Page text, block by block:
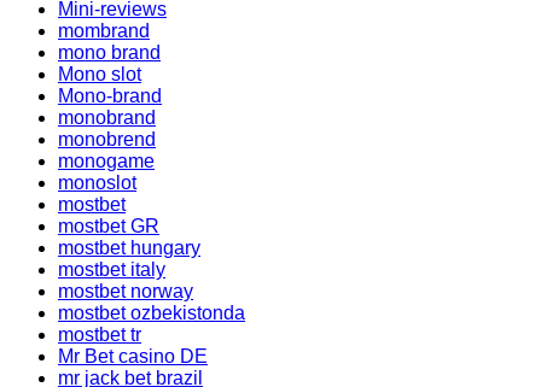
Mini-reviews
mombrand
mono brand
Mono slot
Mono-brand
monobrand
monobrend
monogame
monoslot
mostbet
mostbet GR
mostbet hungary
mostbet italy
mostbet norway
mostbet ozbekistonda
mostbet tr
Mr Bet casino DE
mr jack bet brazil